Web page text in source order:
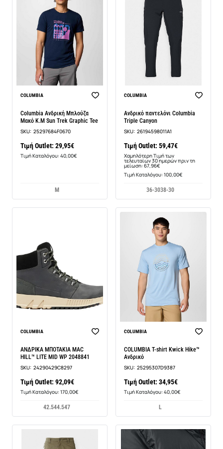
COLUMBIA
Columbia Ανδρική Μπλούζα
Μακό Κ.Μ Sun Trek Graphic Tee
SKU: 25297684F0670
Τιμή Outlet: 29,95€
Τιμή Καταλόγου: 40,00€
M
-13%
COLUMBIA
Ανδρικό παντελόνι Columbia
Triple Canyon
SKU: 26194598011A1
Τιμή Outlet: 59,47€
Χαμηλότερη Τιμή των
τελευταίων 30 ημερών πριν τη
μείωση: 67,96€
Τιμή Καταλόγου: 100,00€
36-3038-30
COLUMBIA
ΑΝΔΡΙΚΑ ΜΠΟΤΑΚΙΑ MAC
HILL™ LITE MID WP 2048841
SKU: 24290429C8297
Τιμή Outlet: 92,09€
Τιμή Καταλόγου: 170,00€
42.544.547
COLUMBIA
COLUMBIA T-shirt Kwick Hike™
Ανδρικό
SKU: 25295307D9387
Τιμή Outlet: 34,95€
Τιμή Καταλόγου: 40,00€
L